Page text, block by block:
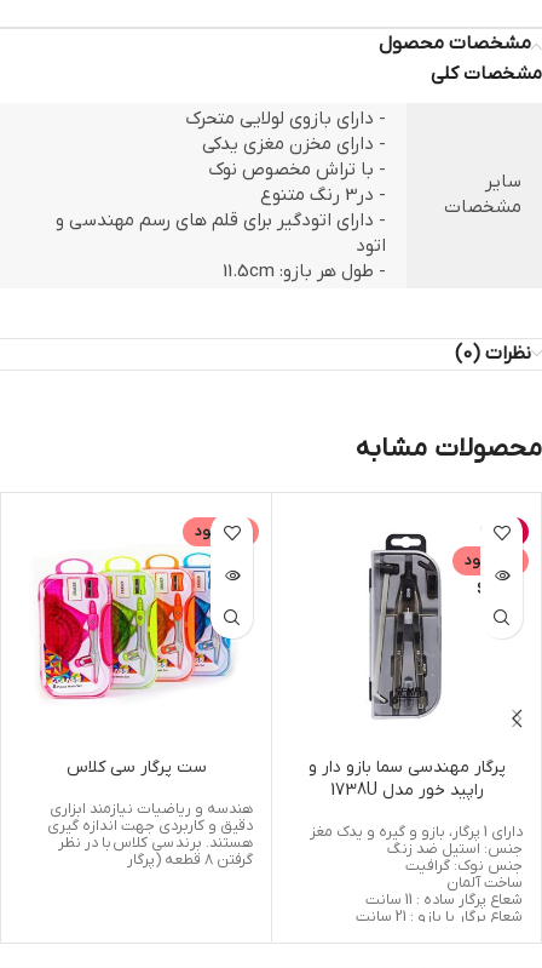
مشخصات محصول
مشخصات کلی
سایر
مشخصات
- دارای بازوی لولایی متحرک
- دارای مخزن مغزی یدکی
- با تراش مخصوص نوک
- در3 رنگ متنوع
- دارای اتودگیر برای قلم های رسم مهندسی و
اتود
- طول هر بازو: 11.5cm
نظرات (0)
محصولات مشابه
-5%
ناموجود
SAMA
پرگار مهندسی سما بازو دار و
راپید خور مدل 1738U
دارای 1 پرگار، بازو و گیره و یدک مغز
جنس: استیل ضد زنگ
جنس نوک: گرافیت
ساخت آلمان
شعاع پرگار ساده : 11 سانت
شعاع پرگار با بازو : 21 سانت
ناموجود
ست پرگار سی کلاس
هندسه و ریاضیات نیازمند ابزاری
دقیق و کاربردی جهت اندازه گیری
هستند. برند سی کلاس با در نظر
گرفتن 8 قطعه (پرگار